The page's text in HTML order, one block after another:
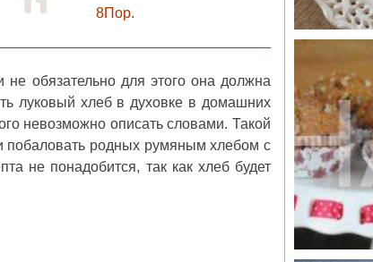
8Пор.
обязательно для этого она должна
луковый хлеб в духовке в домашних
невозможно описать словами. Такой
побаловать родных румяным хлебом с
не понадобится, так как хлеб будет